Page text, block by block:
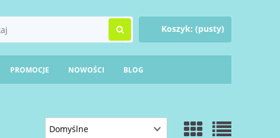
Koszyk: (pusty)
BLOG
NOWOŚCI
PROMOCJE